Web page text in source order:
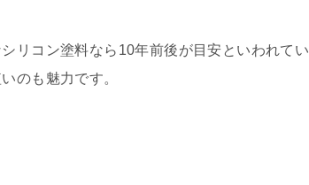
リコン塗料なら 10年前後が目安といわれてい
のも魅力です。